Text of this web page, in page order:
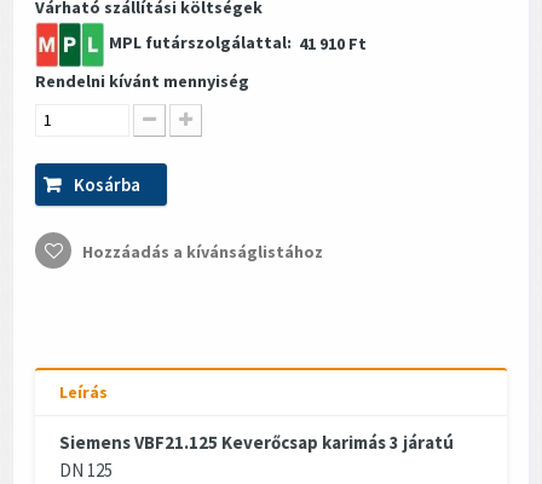
Várható szállítási költségek
MPL futárszolgálattal: 41 910 Ft
Rendelni kívánt mennyiség
Kosárba
Hozzáadás a kívánságlistához
Leírás
Siemens VBF21.125 Keverőcsap karimás 3 járatú
DN 125